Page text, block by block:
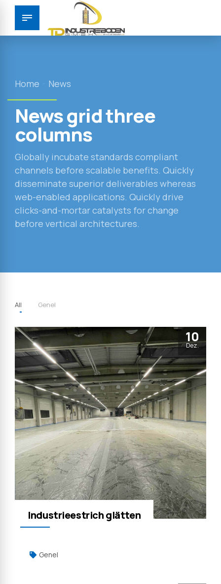
Home News
News grid three
columns
Globally incubate standards compliant
channels before scalable benefits. Quickly
disseminate superior deliverables whereas
web-enabled applications. Quickly drive
clicks-and-mortar catalysts for change
before vertical architectures.
All Genel
Genel
10
Dez.
Industrieestrich glätten